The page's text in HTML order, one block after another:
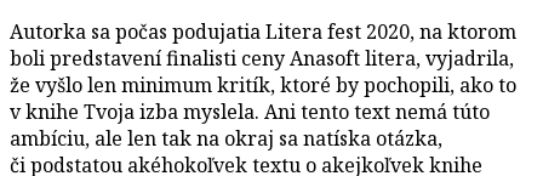
Autorka sa počas podujatia Litera fest 2020, na ktorom
boli predstavení finalisti ceny Anasoft litera, vyjadrila,
že vyšlo len minimum kritík, ktoré by pochopili, ako to
v knihe Tvoja izba myslela. Ani tento text nemá túto
ambíciu, ale len tak na okraj sa natíska otázka,
či podstatou akéhokoľvek textu o akejkoľvek knihe